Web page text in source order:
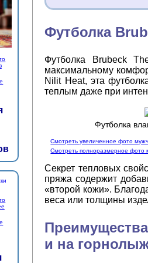
Футболка
Футболка Brubeck
максимальному
Nilit Heat, эта
теплым даже при
Футболка
Смотреть увеличенное фото
Смотреть полноразмерное фото
Секрет тепловых
пряжа содержит
«второй кожи».
веса или толщины
и на